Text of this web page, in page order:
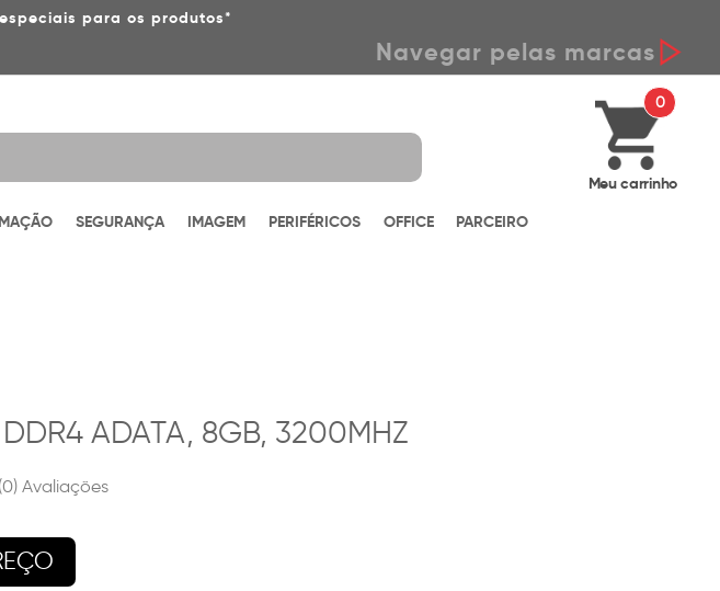
para os produtos*
Navegar pelas marcas
0
Meu carrinho
SEGURANÇA IMAGEM PERIFÉRICOS OFFICE PARCEIRO
ADATA, 8GB, 3200MHZ
(0) Avaliações